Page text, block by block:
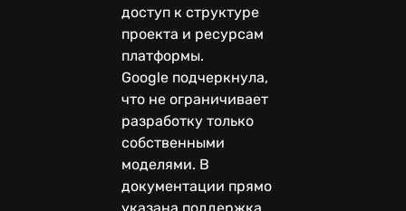
доступ к структуре
проекта и ресурсам
платформы.
Google подчеркнула,
что не ограничивает
разработку только
собственными
моделями. В
документации прямо